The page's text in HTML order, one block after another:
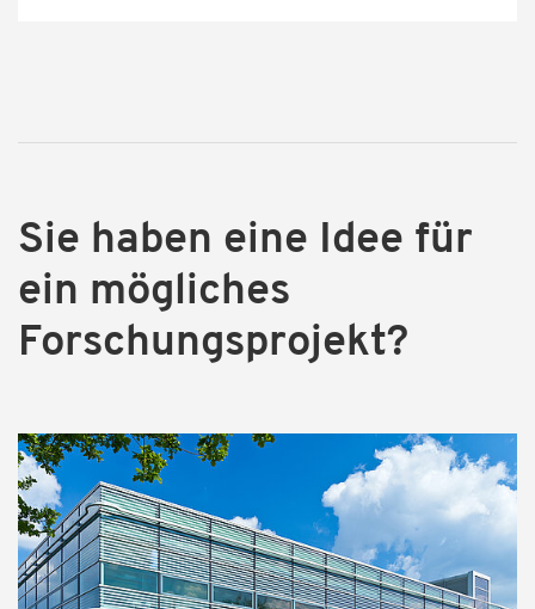
Sie haben eine Idee für
ein mögliches
Forschungsprojekt?